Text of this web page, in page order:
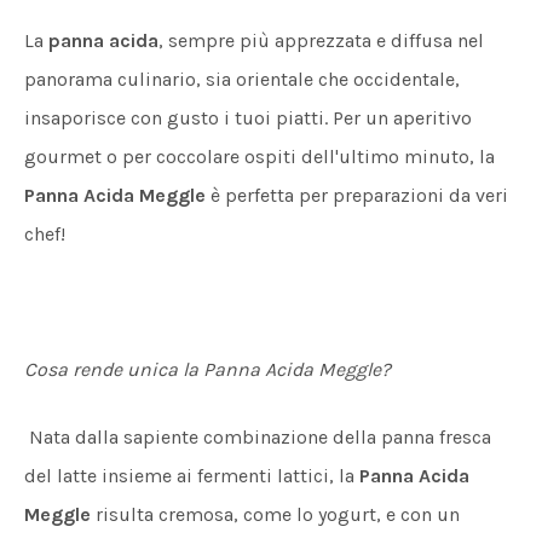
La panna acida, sempre più apprezzata e diffusa nel
panorama culinario, sia orientale che occidentale,
insaporisce con gusto i tuoi piatti. Per un aperitivo
gourmet o per coccolare ospiti dell'ultimo minuto, la
Panna Acida Meggle è perfetta per preparazioni da veri
chef!
Cosa rende unica la Panna Acida Meggle?
Nata dalla sapiente combinazione della panna fresca
del latte insieme ai fermenti lattici, la Panna Acida
Meggle risulta cremosa, come lo yogurt, e con un